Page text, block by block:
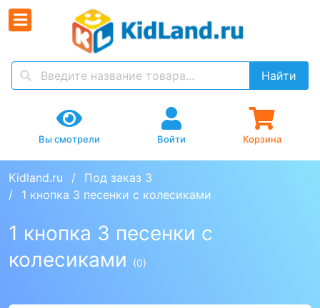
Найти
Вы смотрели Войти Корзина
Kidland.ru
Под заказ 3
1 кнопка 3 песенки с колесиками
1 кнопка 3 песенки с
колесиками
(0)